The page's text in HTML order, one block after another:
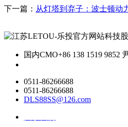
下一篇： 从灯塔到弃子：波士顿动
国内CMO+86 138 1519 9852
0511-86266688
0511-86266688
DLS88SS@126.com